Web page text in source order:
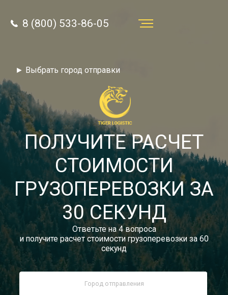
8 (800) 533-86-05
Звонок по России бесплатный
autotransport24@yandex.ru
Заказать звонок
Тарифы
Отзывы
Статьи
Новости
Документы
Контакты
► Выбрать город отправки
8 (800) 533-86-05
ПОЛУЧИТЕ РАСЧЕТ
СТОИМОСТИ
ГРУЗОПЕРЕВОЗКИ ЗА
30 СЕКУНД
Ответьте на 4 вопроса
и получите расчет стоимости грузоперевозки за 60
секунд